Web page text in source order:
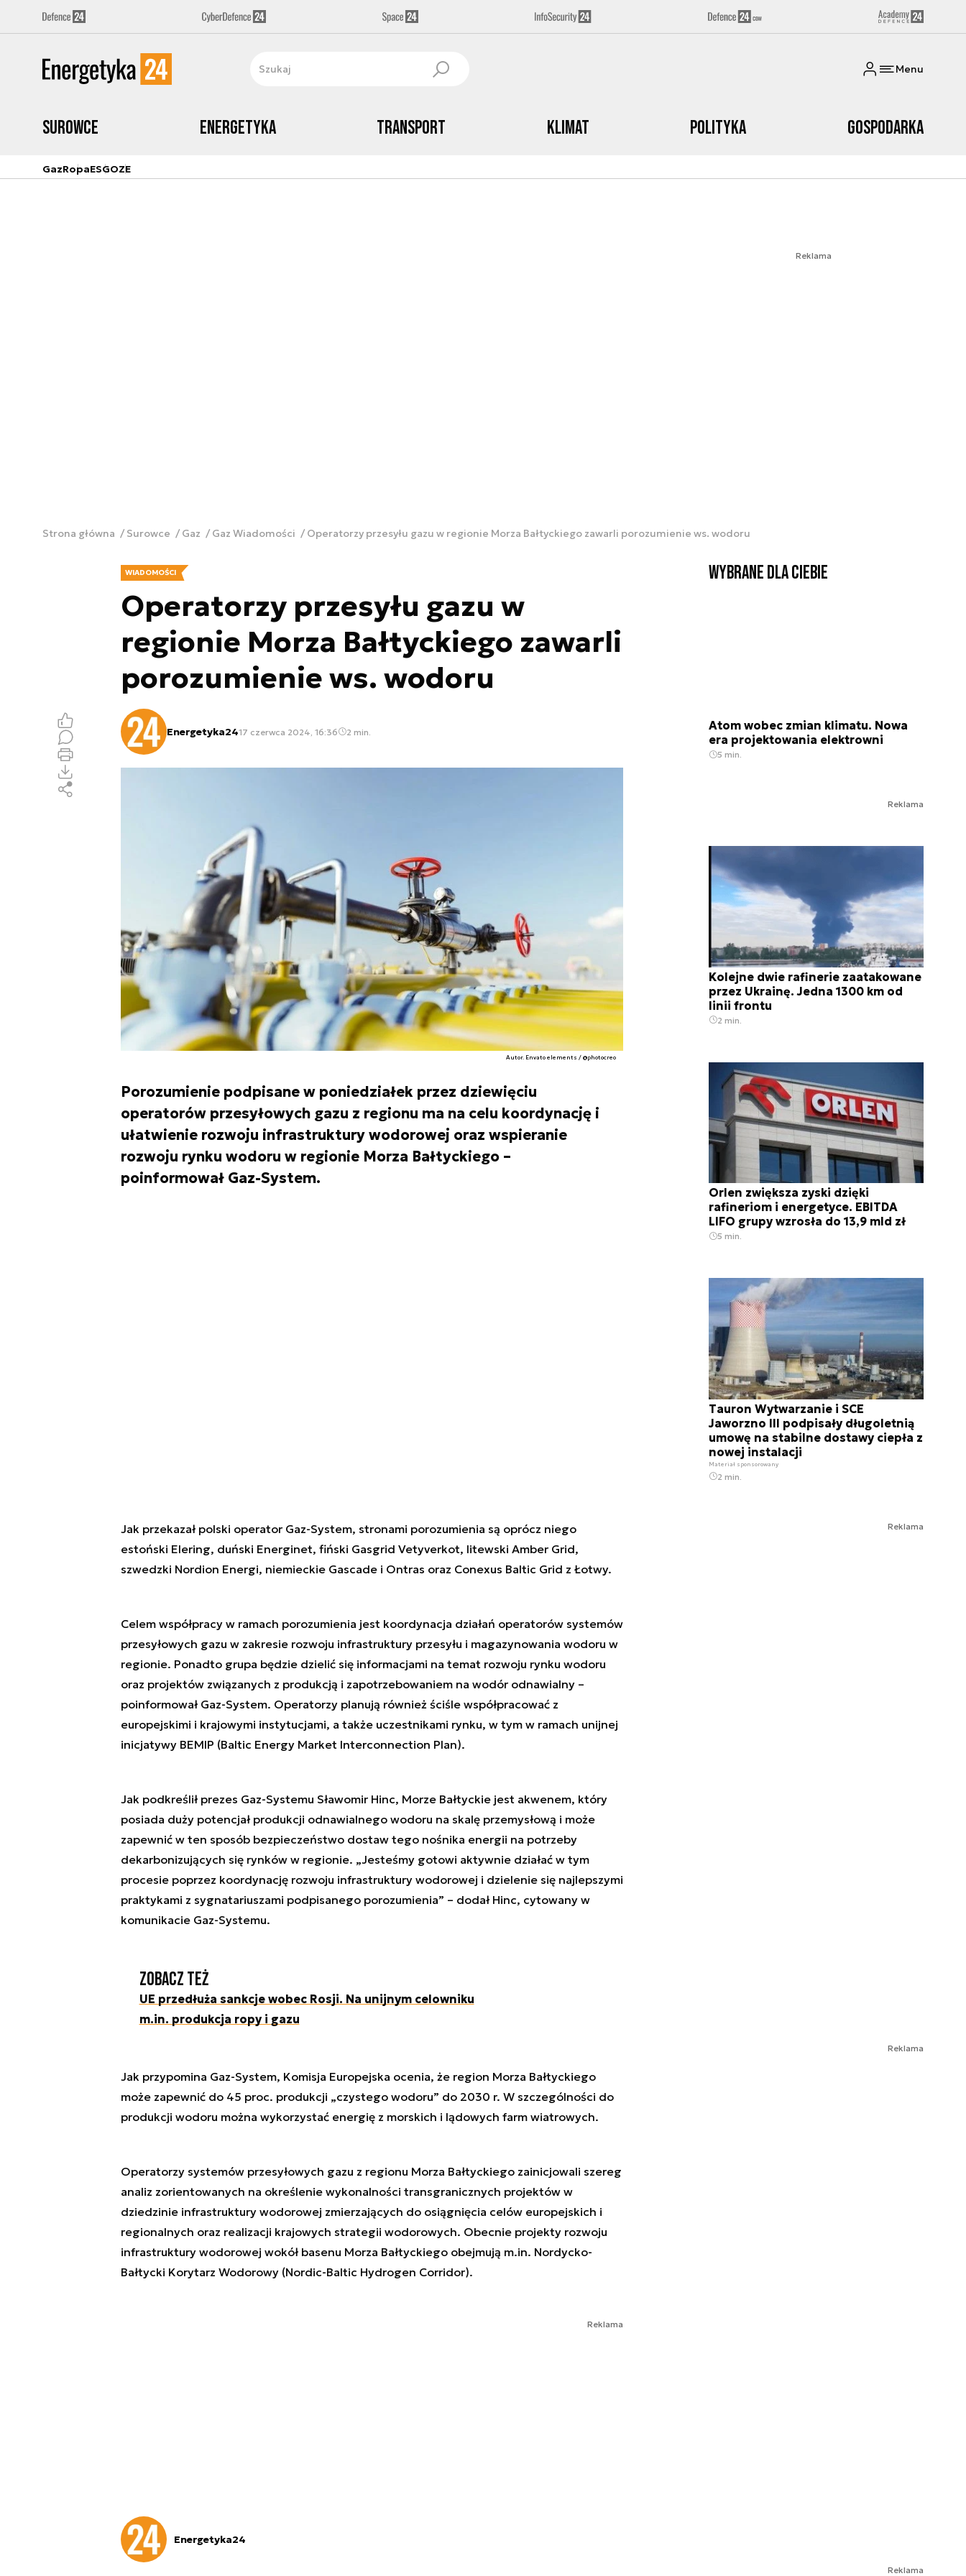
Menu
Surowce Energetyka Transport Klimat Polityka Gospodarka
GazRopaESGOZE
Reklama
Strona główna Surowce Gaz Gaz Wiadomości Operatorzy przesyłu gazu w regionie Morza Bałtyckiego zawarli porozumienie ws. wodoru
WIADOMOŚCI
Operatorzy przesyłu gazu w
regionie Morza Bałtyckiego zawarli
porozumienie ws. wodoru
Energetyka2417 czerwca 2024, 16:36 2 min.
Autor. Envato elements / @photocreo
Porozumienie podpisane w poniedziałek przez dziewięciu
operatorów przesyłowych gazu z regionu ma na celu koordynację i
ułatwienie rozwoju infrastruktury wodorowej oraz wspieranie
rozwoju rynku wodoru w regionie Morza Bałtyckiego –
poinformował Gaz-System.
Jak przekazał polski operator Gaz-System, stronami porozumienia są oprócz niego
estoński Elering, duński Energinet, fiński Gasgrid Vetyverkot, litewski Amber Grid,
szwedzki Nordion Energi, niemieckie Gascade i Ontras oraz Conexus Baltic Grid z Łotwy.
Celem współpracy w ramach porozumienia jest koordynacja działań operatorów systemów
przesyłowych gazu w zakresie rozwoju infrastruktury przesyłu i magazynowania wodoru w
regionie. Ponadto grupa będzie dzielić się informacjami na temat rozwoju rynku wodoru
oraz projektów związanych z produkcją i zapotrzebowaniem na wodór odnawialny –
poinformował Gaz-System. Operatorzy planują również ściśle współpracować z
europejskimi i krajowymi instytucjami, a także uczestnikami rynku, w tym w ramach unijnej
inicjatywy BEMIP (Baltic Energy Market Interconnection Plan).
Jak podkreślił prezes Gaz-Systemu Sławomir Hinc, Morze Bałtyckie jest akwenem, który
posiada duży potencjał produkcji odnawialnego wodoru na skalę przemysłową i może
zapewnić w ten sposób bezpieczeństwo dostaw tego nośnika energii na potrzeby
dekarbonizujących się rynków w regionie. „Jesteśmy gotowi aktywnie działać w tym
procesie poprzez koordynację rozwoju infrastruktury wodorowej i dzielenie się najlepszymi
praktykami z sygnatariuszami podpisanego porozumienia” – dodał Hinc, cytowany w
komunikacie Gaz-Systemu.
Zobacz też
UE przedłuża sankcje wobec Rosji. Na unijnym celowniku
m.in. produkcja ropy i gazu
Jak przypomina Gaz-System, Komisja Europejska ocenia, że region Morza Bałtyckiego
może zapewnić do 45 proc. produkcji „czystego wodoru” do 2030 r. W szczególności do
produkcji wodoru można wykorzystać energię z morskich i lądowych farm wiatrowych.
Operatorzy systemów przesyłowych gazu z regionu Morza Bałtyckiego zainicjowali szereg
analiz zorientowanych na określenie wykonalności transgranicznych projektów w
dziedzinie infrastruktury wodorowej zmierzających do osiągnięcia celów europejskich i
regionalnych oraz realizacji krajowych strategii wodorowych. Obecnie projekty rozwoju
infrastruktury wodorowej wokół basenu Morza Bałtyckiego obejmują m.in. Nordycko-
Bałtycki Korytarz Wodorowy (Nordic-Baltic Hydrogen Corridor).
Reklama
Energetyka24
Wybrane dla Ciebie
Atom wobec zmian klimatu. Nowa
era projektowania elektrowni
5 min.
Reklama
Kolejne dwie rafinerie zaatakowane
przez Ukrainę. Jedna 1300 km od
linii frontu
2 min.
Orlen zwiększa zyski dzięki
rafineriom i energetyce. EBITDA
LIFO grupy wzrosła do 13,9 mld zł
5 min.
Tauron Wytwarzanie i SCE
Jaworzno III podpisały długoletnią
umowę na stabilne dostawy ciepła z
nowej instalacji
Materiał sponsorowany
2 min.
Reklama
Reklama
Reklama